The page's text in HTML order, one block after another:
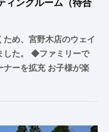
ィングルーム（待合
め、宮野木店のウェイ
した。 ◆ファミリーで
ナーを拡充 お子様が楽